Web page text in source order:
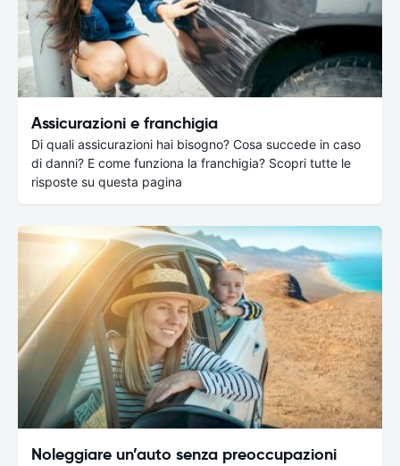
Assicurazioni e franchigia
Di quali assicurazioni hai bisogno? Cosa succede in caso
di danni? E come funziona la franchigia? Scopri tutte le
risposte su questa pagina
Noleggiare un’auto senza preoccupazioni